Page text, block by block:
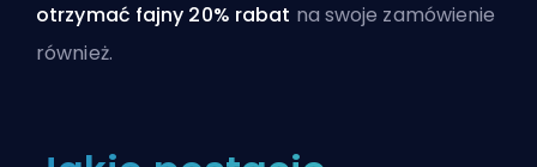
otrzymać fajny 20% rabat na swoje zamówienie
również.